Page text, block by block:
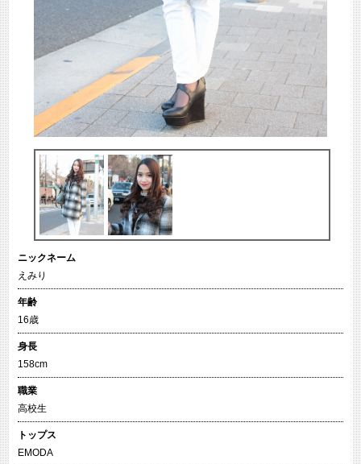
ニックネーム
えみり
年齢
16歳
身長
158cm
職業
高校生
トップス
EMODA